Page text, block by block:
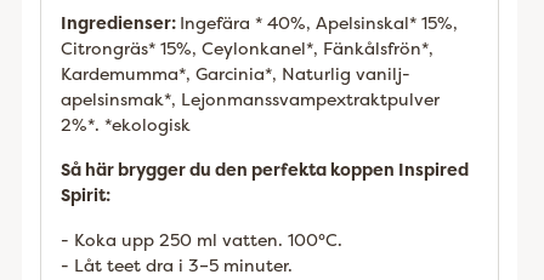
Ingredienser: Ingefära * 40%, Apelsinskal* 15%,
Citrongräs* 15%, Ceylonkanel*, Fänkålsfrön*,
Kardemumma*, Garcinia*, Naturlig vanilj-
apelsinsmak*, Lejonmanssvampextraktpulver
2%*. *ekologisk
Så här brygger du den perfekta koppen Inspired
Spirit:
- Koka upp 250 ml vatten. 100°C.
- Låt teet dra i 3–5 minuter.